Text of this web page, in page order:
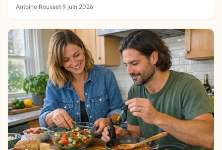
Antoine Rousset·9 juin 2026